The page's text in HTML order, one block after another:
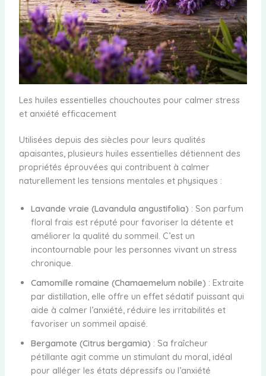
Les huiles essentielles chouchoutes pour calmer stress
et anxiété efficacement
Utilisées depuis des siècles pour leurs qualités
apaisantes, plusieurs huiles essentielles détiennent des
propriétés éprouvées qui contribuent à calmer
naturellement les tensions mentales et physiques :
Lavande vraie (Lavandula angustifolia) : Son parfum
floral frais est réputé pour favoriser la détente et
améliorer la qualité du sommeil. C’est un
incontournable pour les personnes vivant un stress
chronique.
Camomille romaine (Chamaemelum nobile) : Extraite
par distillation, elle offre un effet sédatif puissant qui
aide à calmer l’anxiété, réduire les irritabilités et
favoriser un sommeil apaisé.
Bergamote (Citrus bergamia) : Sa fraîcheur
pétillante agit comme un stimulant du moral, idéal
pour alléger les états dépressifs ou l’anxiété